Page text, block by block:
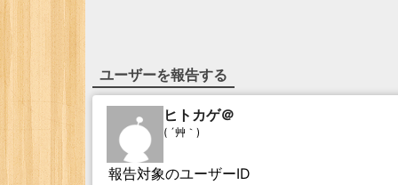
ユーザーを報告する
ヒトカゲ＠
( ´艸｀)
報告対象のユーザーID